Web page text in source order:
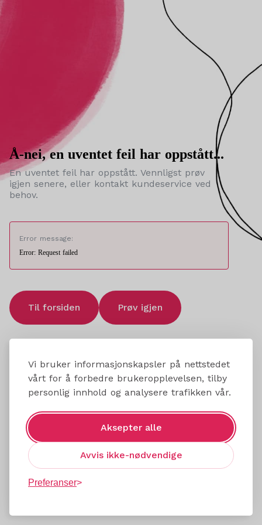
Vi bruker informasjonskapsler på nettstedet
vårt for å forbedre brukeropplevelsen, tilby
personlig innhold og analysere trafikken vår.
Aksepter alle
Avvis ikke-nødvendige
Preferanser
Å-nei, en uventet feil har oppstått...
En uventet feil har oppstått. Vennligst prøv
igjen senere, eller kontakt kundeservice ved
behov.
Error message:
Error: Request failed
Til forsiden Prøv igjen